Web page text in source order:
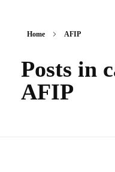
Home AFIP
Posts in
AFIP